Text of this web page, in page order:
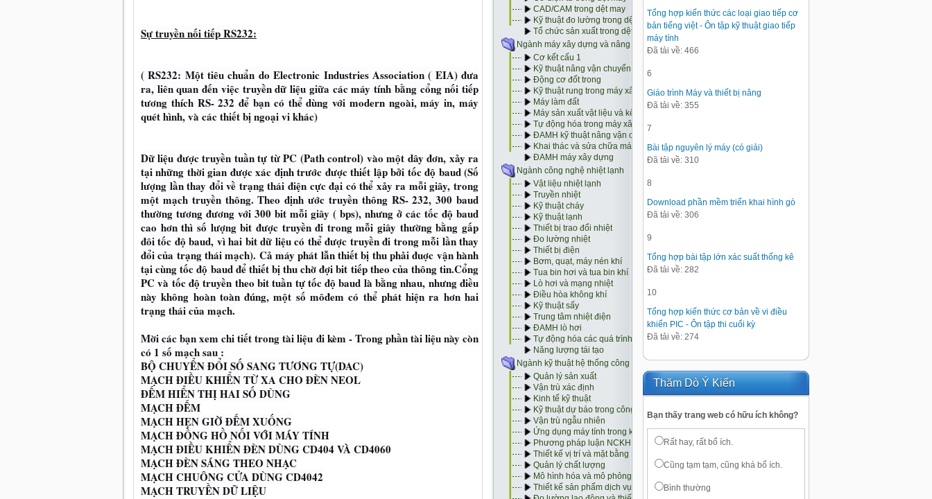
Sự truyền nối tiếp RS232:
( RS232: Một tiêu chuẩn do Electronic Industries Association ( EIA) đưa
ra, liên quan đến việc truyền dữ liệu giữa các máy tính bằng cổng nối tiếp
tương thích RS- 232 để bạn có thể dùng với modern ngoài, máy in, máy
quét hình, và các thiết bị ngoại vi khác)
Dữ liệu được truyền tuần tự từ PC (Path control) vào một dây đơn, xảy ra
tại những thời gian được xác định trước được thiết lập bởi tốc độ baud (Số
lượng lần thay đổi về trạng thái điện cực đại có thể xảy ra mỗi giây, trong
một mạch truyền thông. Theo định ước truyền thông RS- 232, 300 baud
thường tương đương với 300 bit mỗi giây ( bps), nhưng ở các tốc độ baud
cao hơn thì số lượng bit được truyền đi trong mỗi giây thường bằng gấp
đôi tốc độ baud, vì hai bit dữ liệu có thể được truyền đi trong mỗi lần thay
đổi của trạng thái mạch). Cả máy phát lẫn thiết bị thu phải đuợc vận hành
tại cùng tốc độ baud để thiết bị thu chờ đợi bit tiếp theo của thông tin.Cổng
PC và tốc độ truyền theo bit tuần tự tốc độ baud là bằng nhau, nhưng điều
này không hoàn toàn đúng, một số môđem có thể phát hiện ra hơn hai
trạng thái của mạch.
Mời các bạn xem chi tiết trong tài liệu đi kèm - Trong phần tài liệu này còn
có 1 số mạch sau :
BỘ CHUYỂN ĐỔI SỐ SANG TƯƠNG TỰ(DAC)
MẠCH ĐIỀU KHIỂN TỪ XA CHO ĐÈN NEOL
ĐẾM HIỂN THỊ HAI SỐ DÙNG
MẠCH ĐẾM
MẠCH HẸN GIỜ ĐẾM XUỐNG
MẠCH ĐỒNG HỒ NỐI VỚI MÁY TÍNH
MẠCH ĐIỀU KHIỂN ĐÈN DÙNG CD404 VÀ CD4060
MẠCH ĐÈN SÁNG THEO NHẠC
MẠCH CHUÔNG CỬA DÙNG CD4042
MẠCH TRUYỀN DỮ LIỆU
Tổng hợp kiến thức các loại giao tiếp cơ
bản tiếng việt - Ôn tập kỹ thuật giao tiếp
máy tính
Đã tải về: 466
6
Giáo trình Máy và thiết bị nâng
Đã tải về: 355
7
Bài tập nguyên lý máy (có giải)
Đã tải về: 310
8
Download phần mềm triển khai hình gò
Đã tải về: 306
9
Tổng hợp bài tập lớn xác suất thống kê
Đã tải về: 282
10
Tổng hợp kiến thức cơ bản về vi điều
khiển PIC - Ôn tập thi cuối kỳ
Đã tải về: 274
Thăm Dò Ý Kiến
Bạn thấy trang web có hữu ích không?
Rất hay, rất bổ ích.
Cũng tạm tạm, cũng khá bổ ích.
Bình thường